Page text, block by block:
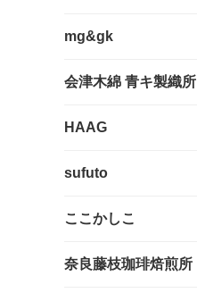
mg&gk
会津木綿 青キ製織所
HAAG
sufuto
ここかしこ
奈良藤枝珈琲焙煎所